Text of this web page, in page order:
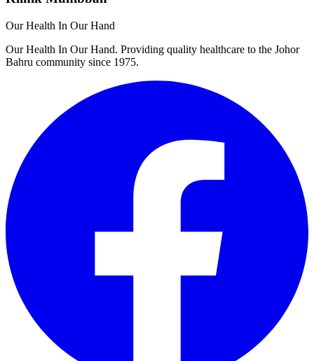
Our Health In Our Hand
Our Health In Our Hand. Providing quality healthcare to the Johor
Bahru community since 1975.